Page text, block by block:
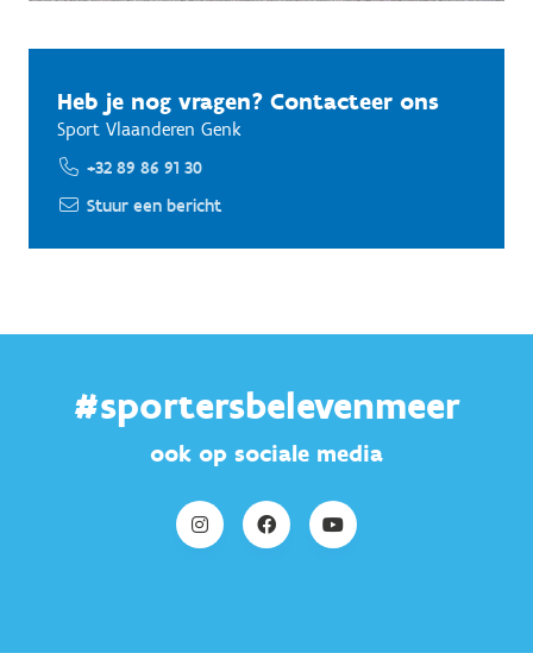
Heb je nog vragen? Contacteer ons
Sport Vlaanderen Genk
+32 89 86 91 30
Stuur een bericht
#sportersbelevenmeer
ook op sociale media